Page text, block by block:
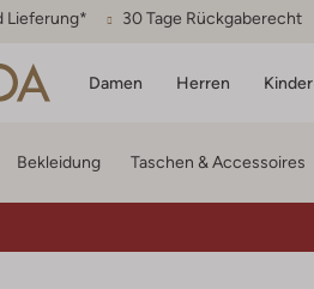
Lieferung* 30 Tage Rückgaberecht
Damen Herren Kinder
Bekleidung Taschen & Accessoires